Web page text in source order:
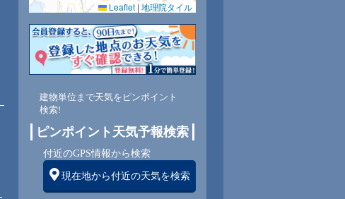
Leaflet | 地理院タイル
建物単位まで天気をピンポイント
検索!
ピンポイント天気予報検索
付近のGPS情報から検索
現在地から付近の天気を検索